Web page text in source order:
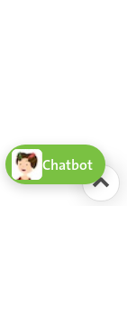
Chatbot